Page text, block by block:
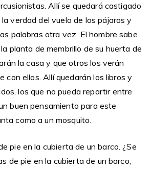
Allí se quedará castigado
verdad del vuelo de los pájaros y
palabras otra vez. El hombre sabe
planta de membrillo de su huerta de
la casa y que otros los verán
con ellos. Allí quedarán los libros y
los que no pueda repartir entre
buen pensamiento para este
como a un mosquito.
pie en la cubierta de un barco. ¿Se
de pie en la cubierta de un barco,